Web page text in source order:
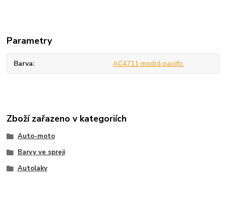
Parametry
Barva AC4711 modrá pacific
Zboží zařazeno v kategoriích
Auto-moto
Barvy ve spreji
Autolaky